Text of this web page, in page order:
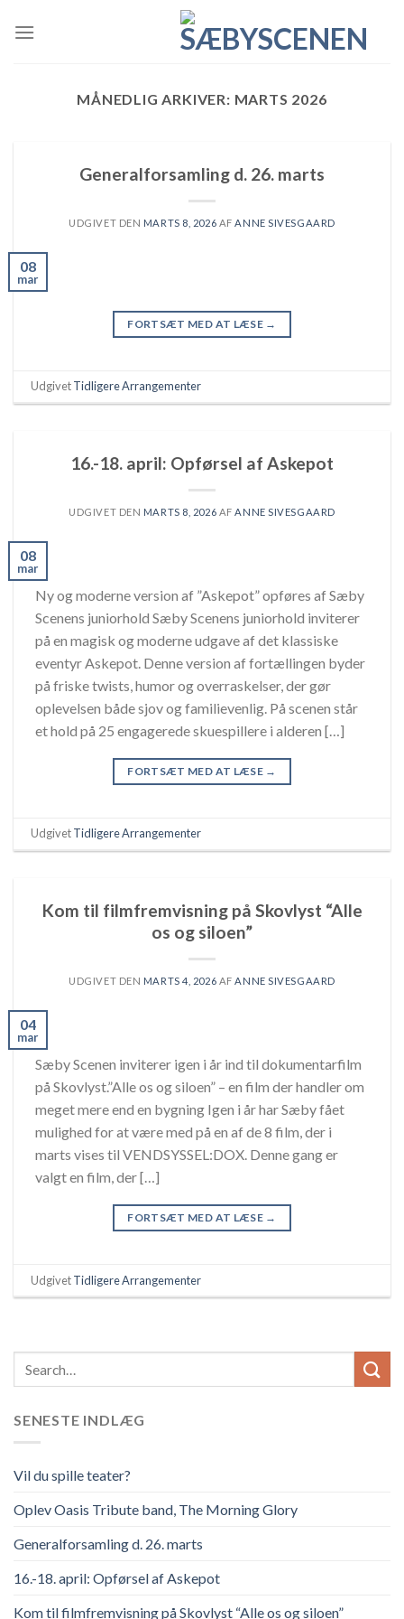
MÅNEDLIG ARKIVER: MARTS 2026
Generalforsamling d. 26. marts
UDGIVET DEN MARTS 8, 2026 AFANNE SIVESGAARD
08
mar
FORTSÆT MED AT LÆSE →
UdgivetTidligere Arrangementer
16.-18. april: Opførsel af Askepot
UDGIVET DEN MARTS 8, 2026 AFANNE SIVESGAARD
08
mar
Ny og moderne version af ”Askepot” opføres af Sæby
Scenens juniorhold Sæby Scenens juniorhold inviterer
på en magisk og moderne udgave af det klassiske
eventyr Askepot. Denne version af fortællingen byder
på friske twists, humor og overraskelser, der gør
oplevelsen både sjov og familievenlig. På scenen står
et hold på 25 engagerede skuespillere i alderen […]
FORTSÆT MED AT LÆSE →
UdgivetTidligere Arrangementer
Kom til filmfremvisning på Skovlyst “Alle
os og siloen”
UDGIVET DEN MARTS 4, 2026 AFANNE SIVESGAARD
04
mar
Sæby Scenen inviterer igen i år ind til dokumentarfilm
på Skovlyst.”Alle os og siloen” – en film der handler om
meget mere end en bygning Igen i år har Sæby fået
mulighed for at være med på en af de 8 film, der i
marts vises til VENDSYSSEL:DOX. Denne gang er
valgt en film, der […]
FORTSÆT MED AT LÆSE →
UdgivetTidligere Arrangementer
SENESTE INDLÆG
Vil du spille teater?
Oplev Oasis Tribute band, The Morning Glory
Generalforsamling d. 26. marts
16.-18. april: Opførsel af Askepot
Kom til filmfremvisning på Skovlyst “Alle os og siloen”